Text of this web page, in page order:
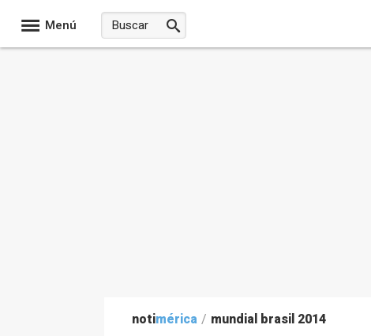
Menú
notimérica / mundial brasil 2014